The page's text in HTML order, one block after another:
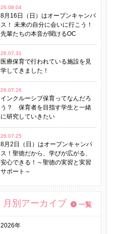
26.08.04
8月16日（日）はオープンキャンパ
ス！ 未来の自分に会いに行こう！
先輩たちの本音が聞けるOC
26.07.31
医療保育で行われている施設を見
学してきました！
26.07.26
インクルーシブ保育ってなんだろ
う？ 保育者を目指す学生と一緒
に研究していきたい
26.07.25
8月2日（日）はオープンキャンパ
ス！聖徳だから、学びが広がる、
安心できる！～聖徳の実習と実習
サポート～
月別アーカイブ 一覧
2026年